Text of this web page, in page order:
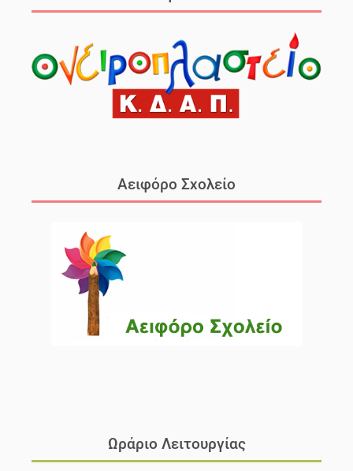
Αειφόρο Σχολείο
Ωράριο Λειτουργίας